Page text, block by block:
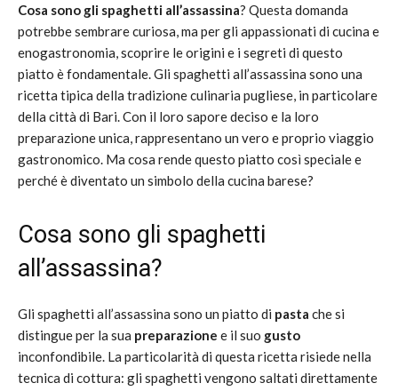
Cosa sono gli spaghetti all’assassina? Questa domanda
potrebbe sembrare curiosa, ma per gli appassionati di cucina e
enogastronomia, scoprire le origini e i segreti di questo
piatto è fondamentale. Gli spaghetti all’assassina sono una
ricetta tipica della tradizione culinaria pugliese, in particolare
della città di Bari. Con il loro sapore deciso e la loro
preparazione unica, rappresentano un vero e proprio viaggio
gastronomico. Ma cosa rende questo piatto così speciale e
perché è diventato un simbolo della cucina barese?
Cosa sono gli spaghetti
all’assassina?
Gli spaghetti all’assassina sono un piatto di pasta che si
distingue per la sua preparazione e il suo gusto
inconfondibile. La particolarità di questa ricetta risiede nella
tecnica di cottura: gli spaghetti vengono saltati direttamente